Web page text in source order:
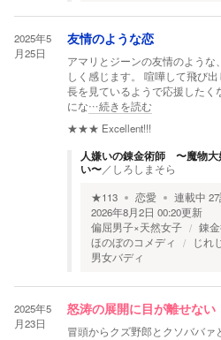
2025年5
月25日
友情のような恋
アマリとジーンの友情のよう
しく感じます。 喧嘩して飛び
長を見ているようで応援したく
にな…続きを読む
★★★ Excellent!!!
人嫌いの錬金術師 〜魔物大
い〜／ しろしまそら
★113 恋愛 連載中 27
2026年8月2日 00:20更新
偏屈男子×天然女子
錬
ほのぼのコメディ
じれ
男女バディ
2025年5
月23日
怒涛の展開に目が離せない
冒頭からクズ野郎とクソババ